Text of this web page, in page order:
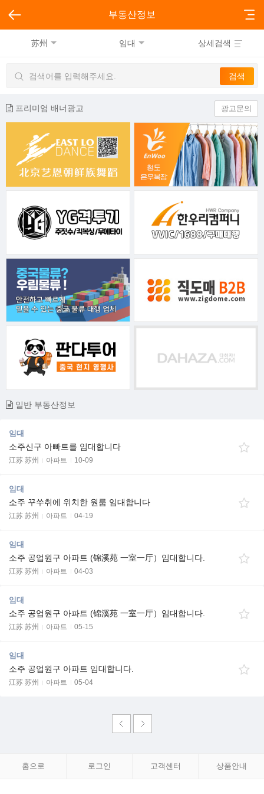
부동산정보
苏州 임대 상세검색
프리미엄 배너광고 광고문의
일반 부동산정보
임대
소주신구 아빠트를 임대합니다
江苏 苏州 아파트 10-09
임대
소주 꾸쑤취에 위치한 원룸 임대합니다
江苏 苏州 아파트 04-19
임대
소주 공업원구 아파트 (锦溪苑 一室一厅）임대합니다.
江苏 苏州 아파트 04-03
임대
소주 공업원구 아파트 (锦溪苑 一室一厅）임대합니다.
江苏 苏州 아파트 05-15
임대
소주 공업원구 아파트 임대합니다.
江苏 苏州 아파트 05-04
홈으로 로그인 고객센터 상품안내